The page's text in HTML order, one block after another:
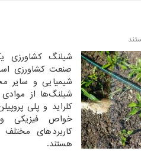
شیلنگ کشاورزی
صنعت کشاورزی
شیمیایی و سایر
شیلنگ‌ها از موادی
کلراید و پلی
خواص فیزیکی
کاربردهای
هستند.